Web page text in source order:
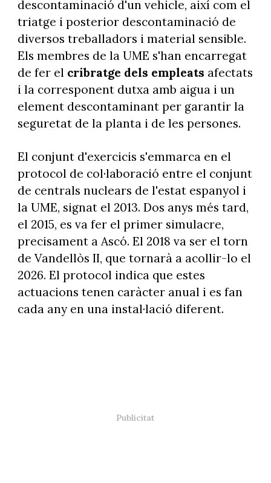
descontaminació d'un vehicle, així com el
triatge i posterior descontaminació de
diversos treballadors i material sensible.
Els membres de la UME s'han encarregat
de fer el cribratge dels empleats afectats
i la corresponent dutxa amb aigua i un
element descontaminant per garantir la
seguretat de la planta i de les persones.
El conjunt d'exercicis s'emmarca en el
protocol de col·laboració entre el conjunt
de centrals nuclears de l'estat espanyol i
la UME, signat el 2013. Dos anys més tard,
el 2015, es va fer el primer simulacre,
precisament a Ascó. El 2018 va ser el torn
de Vandellòs II, que tornarà a acollir-lo el
2026. El protocol indica que estes
actuacions tenen caràcter anual i es fan
cada any en una instal·lació diferent.